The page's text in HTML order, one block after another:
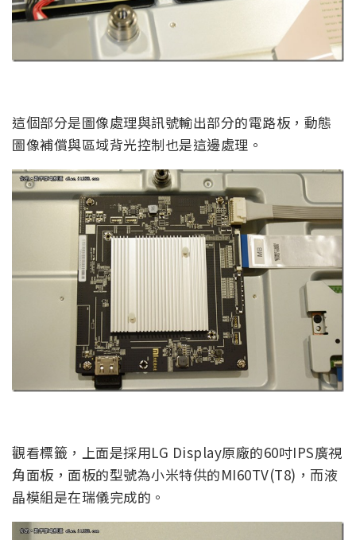
這個部分是圖像處理與訊號輸出部分的電路板，動態
圖像補償與區域背光控制也是這邊處理。
觀看標籤，上面是採用LG Display原廠的60吋IPS廣視
角面板，面板的型號為小米特供的MI60TV(T8)，而液
晶模組是在瑞儀完成的。